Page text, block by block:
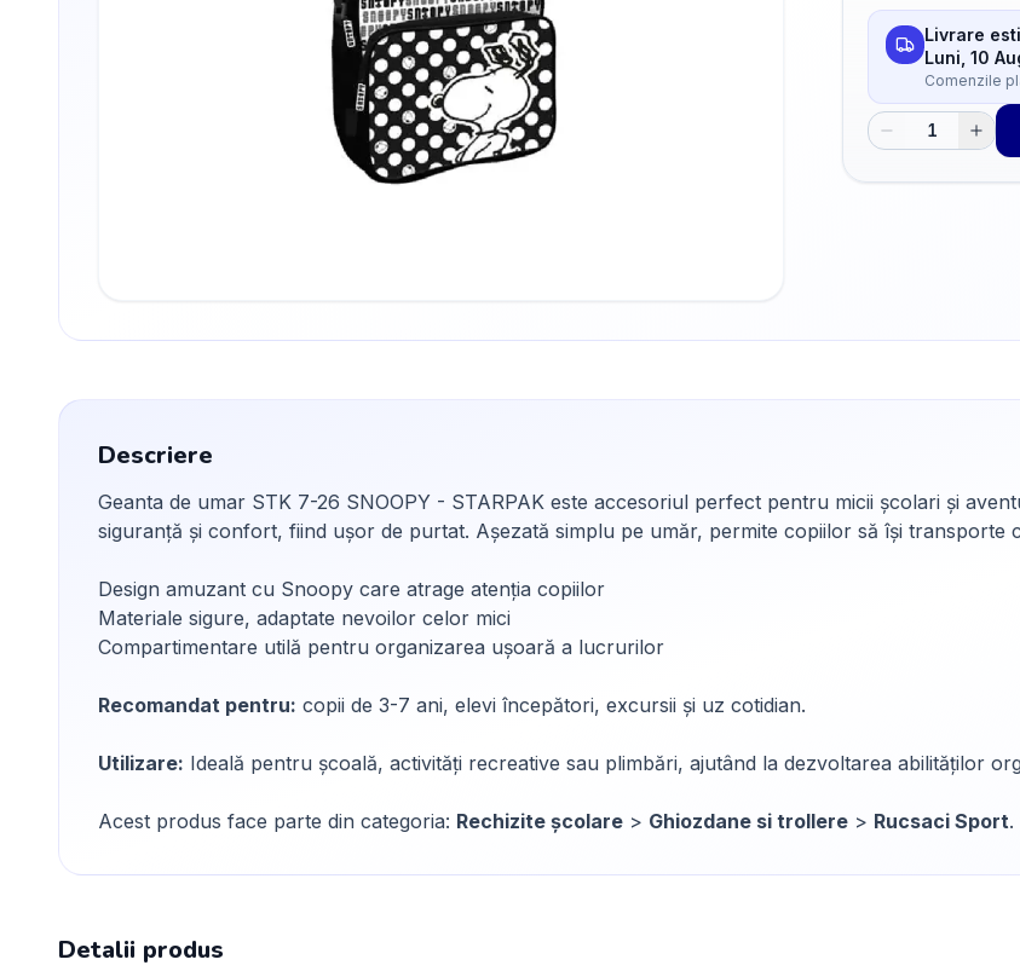
Livrare
Luni, 10
Comenzile
Descriere
Geanta de umar STK 7-26 SNOOPY - STARPAK este accesoriul perfect pentru micii școlari și
siguranță și confort, fiind ușor de purtat. Așezată simplu pe umăr, permite copiilor să își transporte
Design amuzant cu Snoopy care atrage atenția copiilor
Materiale sigure, adaptate nevoilor celor mici
Compartimentare utilă pentru organizarea ușoară a lucrurilor
Recomandat pentru: copii de 3-7 ani, elevi începători, excursii și uz cotidian.
Utilizare: Ideală pentru școală, activități recreative sau plimbări, ajutând la dezvoltarea abilităților
Acest produs face parte din categoria: Rechizite școlare > Ghiozdane si trollere > Rucsaci Sport.
Detalii produs